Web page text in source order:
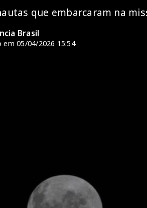
que embarcaram na
Brasil
em 05/04/2026 15:54